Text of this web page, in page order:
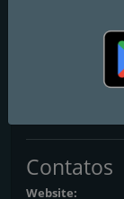
O melhor do
Contatos
Website: